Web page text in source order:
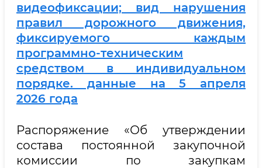
видеофиксации; вид нарушения
правил дорожного движения,
фиксируемого каждым
программно-техническим
средством в индивидуальном
порядке. данные на 5 апреля
2026 года
Распоряжение «Об утверждении
состава постоянной закупочной
комиссии по закупкам